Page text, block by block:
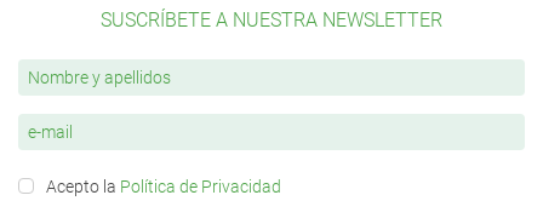
SUSCRÍBETE A NUESTRA NEWSLETTER
Acepto la Política de Privacidad